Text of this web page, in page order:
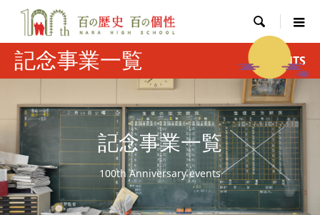

記念事業一覧 EVENTS
記念事業一覧
100th Anniversary events